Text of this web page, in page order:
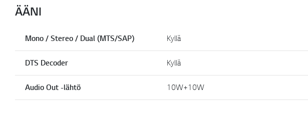
ÄÄNI
Mono / Stereo / Dual (MTS/SAP) Kyllä
DTS Decoder Kyllä
Audio Out -lähtö 10W+10W